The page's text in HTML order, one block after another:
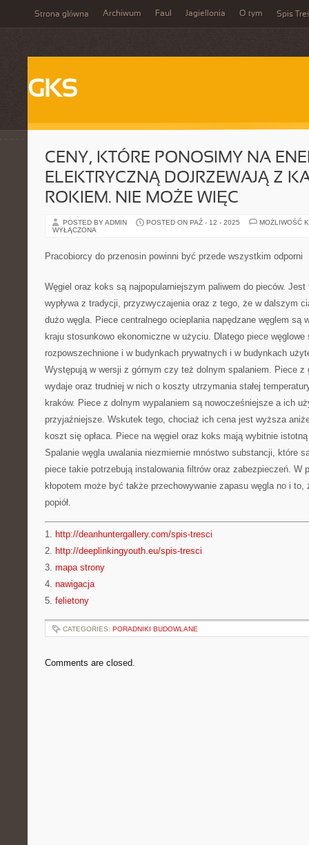
Strona główna Archiwum Faul Jagiellonia O tym Spis
GKS
CENY, KTÓRE PONOSIMY NA
ELEKTRYCZNĄ DOJRZEWAJĄ Z
ROKIEM. NIE MOŻE WIĘC
POSTED BY ADMIN POSTED ON PAŹ - 12 - 2025
MOŻLIWOŚĆ
WYŁĄCZONA
Pracobiorcy do przenosin powinni być przede wszystkim odporni
Węgiel oraz koks są najpopularniejszym paliwem do pieców.
wypływa z tradycji, przyzwyczajenia oraz z tego, że w dalszym
dużo węgla. Piece centralnego ocieplania napędzane węglem są
kraju stosunkowo ekonomiczne w użyciu. Dlatego piece węglowe
rozpowszechnione i w budynkach prywatnych i w budynkach
Występują w wersji z górnym czy też dolnym spalaniem. Piece z
wydaje oraz trudniej w nich o koszty utrzymania stałej
kraków. Piece z dolnym wypalaniem są nowocześniejsze a ich
przyjaźniejsze. Wskutek tego, chociaż ich cena jest wyższa
koszt się opłaca. Piece na węgiel oraz koks mają wybitnie
Spalanie węgla uwalania niezmiernie mnóstwo substancji, które
piece takie potrzebują instalowania filtrów oraz zabezpieczeń. W
kłopotem może być także przechowywanie zapasu węgla no i
popiół.
1. http://deanhuntergallery.com/spis-tresci
2. http://deeplinkingyouth.eu/spis-tresci
3. mapa strony
4. nawigacja
5. felietony
CATEGORIES: PORADNIKI BUDOWLANE
Comments are closed.